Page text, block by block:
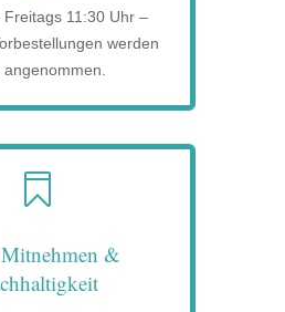
Freitags 11:30 Uhr –
werden
angenommen.

&